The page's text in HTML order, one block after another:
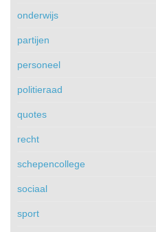
onderwijs
partijen
personeel
politieraad
quotes
recht
schepencollege
sociaal
sport